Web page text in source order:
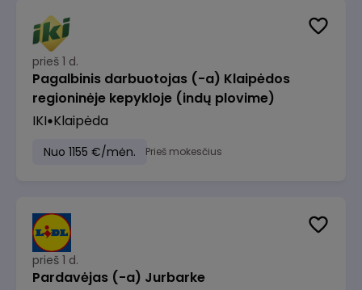
prieš 1 d.
Pagalbinis darbuotojas (-a) Klaipėdos
regioninėje kepykloje (indų plovime)
IKI Klaipėda
Nuo 1155 €/mėn. Prieš mokesčius
prieš 1 d.
Pardavėjas (-a) Jurbarke